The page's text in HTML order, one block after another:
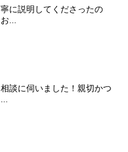
に説明してくださったの
...
談に伺いました！親切かつ